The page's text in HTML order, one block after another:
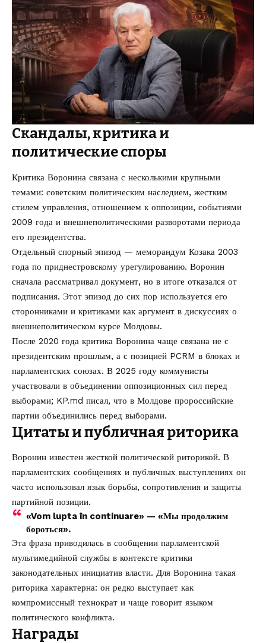
Скандалы, критика и
политические споры
Критика Воронина связана с несколькими крупными
темами: советским политическим наследием, жестким
стилем управления, отношением к оппозиции, событиями
2009 года и внешнеполитическими разворотами периода
его президентства.
Отдельный спорный эпизод — меморандум Козака 2003
года по приднестровскому урегулированию. Воронин
сначала рассматривал документ, но в итоге отказался от
подписания. Этот эпизод до сих пор используется его
сторонниками и критиками как аргумент в дискуссиях о
внешнеполитическом курсе Молдовы.
После 2020 года критика Воронина чаще связана не с
президентским прошлым, а с позицией PCRM в блоках и
парламентских союзах. В 2025 году коммунисты
участвовали в объединении оппозиционных сил перед
выборами; KP.md писал, что в Молдове пророссийские
партии объединились перед выборами.
Цитаты и публичная риторика
Воронин известен жесткой политической риторикой. В
парламентских сообщениях и публичных выступлениях он
часто использовал язык борьбы, сопротивления и защиты
партийной позиции.
«Vom lupta în continuare» — «Мы продолжим
бороться».
Эта фраза приводилась в сообщении парламентской
мультимедийной службы в контексте критики
законодательных инициатив власти. Для Воронина такая
риторика характерна: он редко выступает как
компромиссный технократ и чаще говорит языком
политического конфликта.
Награды